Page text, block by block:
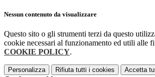
Nessun contenuto da visualizzare
Questo sito o gli strumenti terzi da questo
cookie necessari al funzionamento ed utili alle
COOKIE POLICY.
Personalizza Rifiuta tutti i cookies Accetta